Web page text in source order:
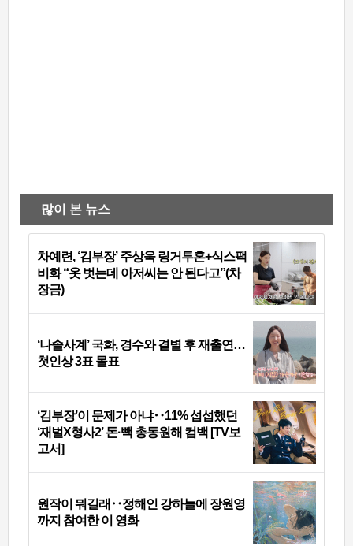
많이 본 뉴스
차예련, ‘김부장’ 주상욱 링거투혼+식스팩
비화 “옷 벗는데 아저씨는 안 된다고”(차
장금)
‘나솔사계’ 국화, 경수와 결별 후 재출연…
첫인상 3표 몰표
‘김부장’이 문제가 아냐‥11% 섭섭했던
‘재벌X형사2’ 돈·빽 총동원해 컴백 [TV보
고서]
원작이 뭐길래‥정해인 강하늘에 장원영
까지 참여한 이 영화